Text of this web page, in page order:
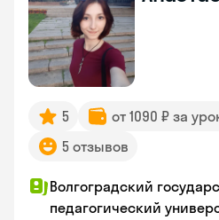
5 от 1090 ₽ за
5 отзывов
Волгоградский
педагогический